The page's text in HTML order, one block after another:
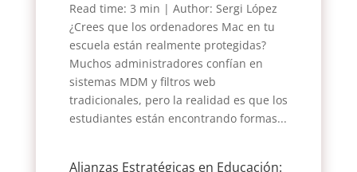
Read time: 3 min | Author: Sergi López
¿Crees que los ordenadores Mac en tu
escuela están realmente protegidas?
Muchos administradores confían en
sistemas MDM y filtros web
tradicionales, pero la realidad es que los
estudiantes están encontrando formas...
Alianzas Estratégicas en Educación: